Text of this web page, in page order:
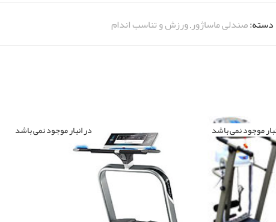
دسته:صندلی ماساژور,ورزش و تناسب اندام